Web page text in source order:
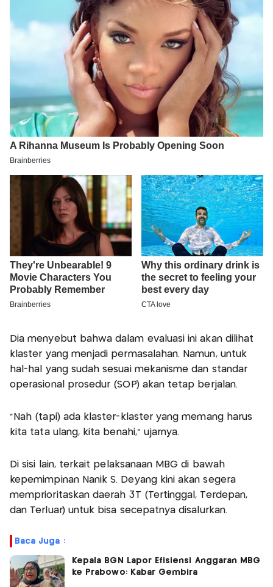
Dia menyebut bahwa dalam evaluasi ini akan dilihat
klaster yang menjadi permasalahan. Namun, untuk
hal-hal yang sudah sesuai mekanisme dan standar
operasional prosedur (SOP) akan tetap berjalan.
"Nah (tapi) ada klaster-klaster yang memang harus
kita tata ulang, kita benahi," ujarnya.
Di sisi lain, terkait pelaksanaan MBG di bawah
kepemimpinan Nanik S. Deyang kini akan segera
memprioritaskan daerah 3T (Tertinggal, Terdepan,
dan Terluar) untuk bisa secepatnya disalurkan.
Baca Juga :
Kepala BGN Lapor Efisiensi Anggaran MBG
ke Prabowo: Kabar Gembira